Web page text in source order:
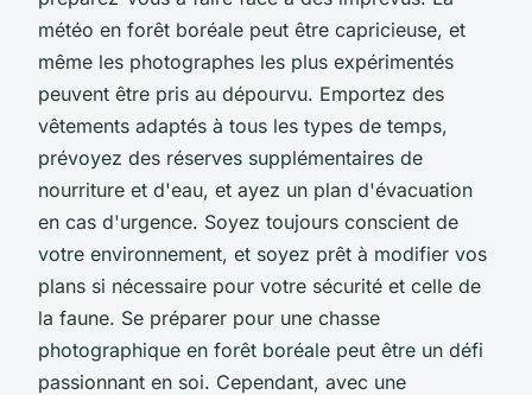
météo en forêt boréale peut être capricieuse, et
même les photographes les plus expérimentés
peuvent être pris au dépourvu. Emportez des
vêtements adaptés à tous les types de temps,
prévoyez des réserves supplémentaires de
nourriture et d'eau, et ayez un plan d'évacuation
en cas d'urgence. Soyez toujours conscient de
votre environnement, et soyez prêt à modifier vos
plans si nécessaire pour votre sécurité et celle de
la faune. Se préparer pour une chasse
photographique en forêt boréale peut être un défi
passionnant en soi. Cependant, avec une